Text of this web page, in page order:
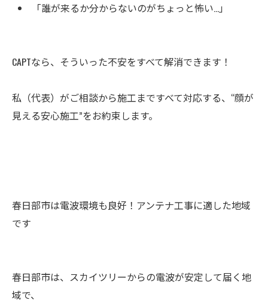
「誰が来るか分からないのがちょっと怖い…」
CAPTなら、そういった不安をすべて解消できます！
私（代表）がご相談から施工まですべて対応する、“顔が
見える安心施工”をお約束します。
春日部市は電波環境も良好！アンテナ工事に適した地域
です
春日部市は、スカイツリーからの電波が安定して届く地
域で、